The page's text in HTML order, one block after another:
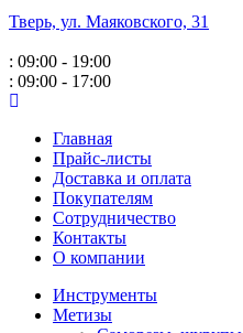
Тверь, ул. Маяковского, 31
: 09:00 - 19:00
: 09:00 - 17:00
Главная
Прайс-листы
Доставка и оплата
Покупателям
Сотрудничество
Контакты
О компании
Инструменты
Метизы